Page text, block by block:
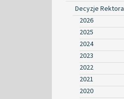
Decyzje Rektora
2026
2025
2024
2023
2022
2021
2020